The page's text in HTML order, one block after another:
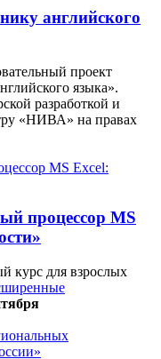
английского
проект
языка».
разработкой и
«НИВА» на правах
процессор MS
курс для взрослых